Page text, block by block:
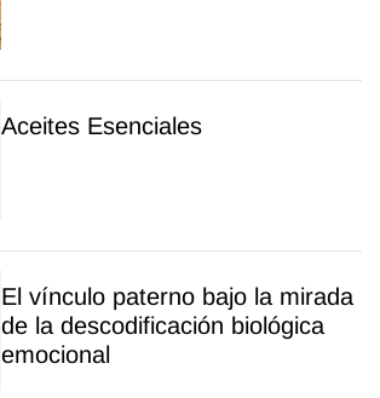
Aceites Esenciales
El vínculo paterno bajo la mirada
de la descodificación biológica
emocional